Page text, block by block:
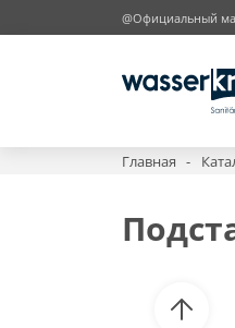
@Официальный
Главная